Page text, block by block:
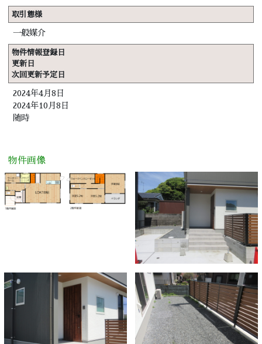
取引態様
一般媒介
物件情報登録日
更新日
次回更新予定日
2024年4月8日
2024年10月8日
随時
物件画像